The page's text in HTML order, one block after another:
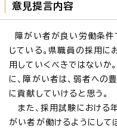
意見提言内容
障がい者が良い労働条件
じている。県職員の採用に
用していくべきではないか
に、障がい者は、弱者への
に貢献していけると思う。
また、採用試験における
がい者が働けるようにして